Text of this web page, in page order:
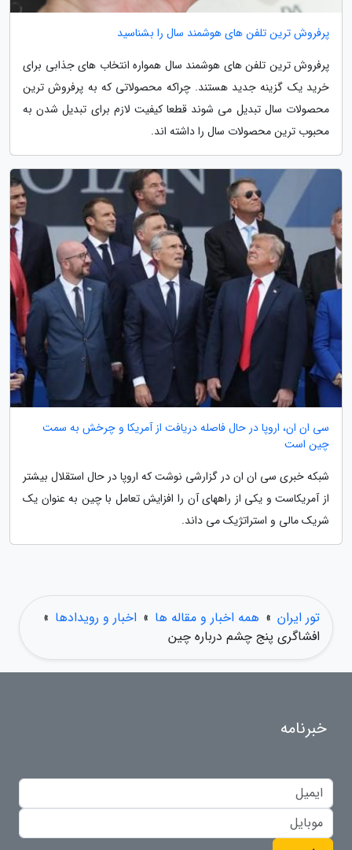
پرفروش ترین تلفن های هوشمند سال را بشناسید
پرفروش ترین تلفن های هوشمند سال همواره انتخاب های جذابی برای
خرید یک گزینه جدید هستند. چراکه محصولاتی که به پرفروش ترین
محصولات سال تبدیل می شوند قطعا کیفیت لازم برای تبدیل شدن به
محبوب ترین محصولات سال را داشته اند.
سی ان ان، اروپا در حال فاصله دریافت از آمریکا و چرخش به سمت
چین است
شبکه خبری سی ان ان در گزارشی نوشت که اروپا در حال استقلال بیشتر
از آمریکاست و یکی از راههای آن را افزایش تعامل با چین به عنوان یک
شریک مالی و استراتژیک می داند.
تور ایران » همه اخبار و مقاله ها » اخبار و رویدادها »
افشاگری پنج چشم درباره چین
خبرنامه